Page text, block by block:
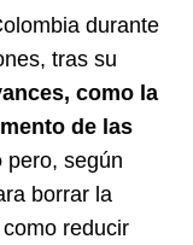
durante
tras su
como la
de las
pero, según
borrar la
reducir